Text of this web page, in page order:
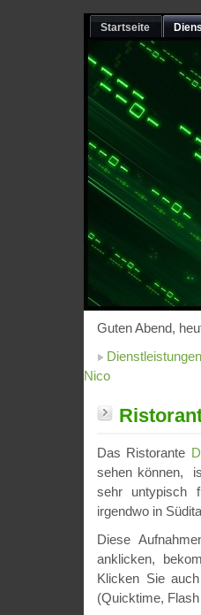
Startseite
Guten Abend,
Dienstleistungen
Nico
Das Ristorante
sehen können,
sehr untypisch
irgendwo in
Diese
anklicken,
Klicken Sie
(Quicktime,